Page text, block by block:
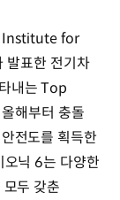
Institute for
발표한 전기차
내는 Top
해부터 충돌
전도를 획득한
오닉 6는 다양한
두 갖춘